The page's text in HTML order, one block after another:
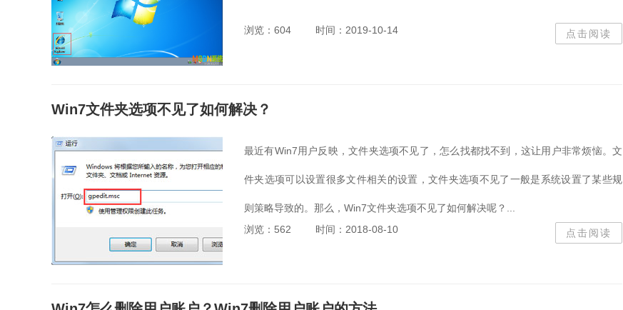
浏览：604 时间：2019-10-14 点击阅读
Win7文件夹选项不见了如何解决？
最近有Win7用户反映，文件夹选项不见了，怎么找都找不到，这让用户非常烦恼。文
件夹选项可以设置很多文件相关的设置，文件夹选项不见了一般是系统设置了某些规
则策略导致的。那么，Win7文件夹选项不见了如何解决呢？...
浏览：562
时间：2018-08-10 点击阅读